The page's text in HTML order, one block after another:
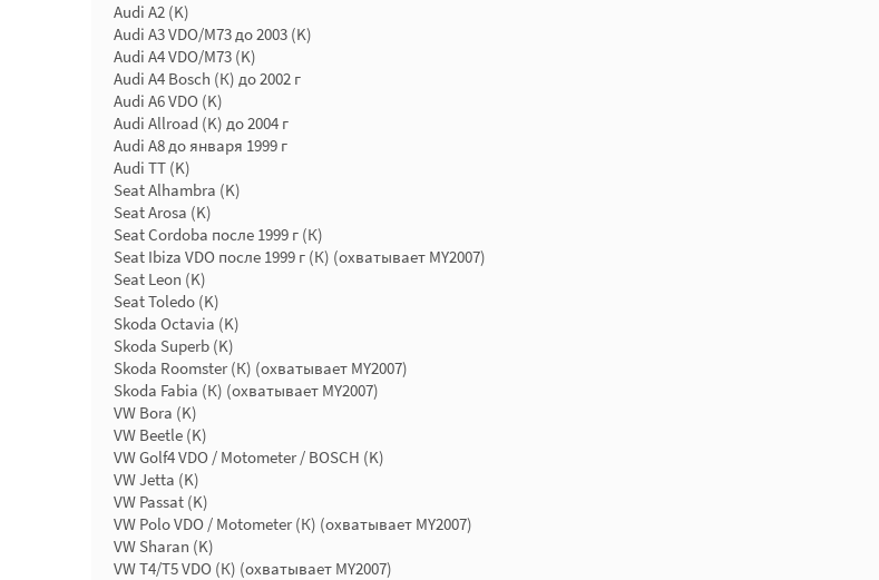
Audi A2 (K)
Audi A3 VDO/M73 до 2003 (K)
Audi A4 VDO/M73 (K)
Audi A4 Bosch (К) до 2002 г
Audi A6 VDO (K)
Audi Allroad (K) до 2004 г
Audi A8 до января 1999 г
Audi TT (K)
Seat Alhambra (K)
Seat Arosa (K)
Seat Cordoba после 1999 г (К)
Seat Ibiza VDO после 1999 г (К) (охватывает MY2007)
Seat Leon (K)
Seat Toledo (K)
Skoda Octavia (K)
Skoda Superb (K)
Skoda Roomster (К) (охватывает MY2007)
Skoda Fabia (К) (охватывает MY2007)
VW Bora (K)
VW Beetle (K)
VW Golf4 VDO / Motometer / BOSCH (K)
VW Jetta (K)
VW Passat (K)
VW Polo VDO / Motometer (К) (охватывает MY2007)
VW Sharan (K)
VW T4/T5 VDO (К) (охватывает MY2007)